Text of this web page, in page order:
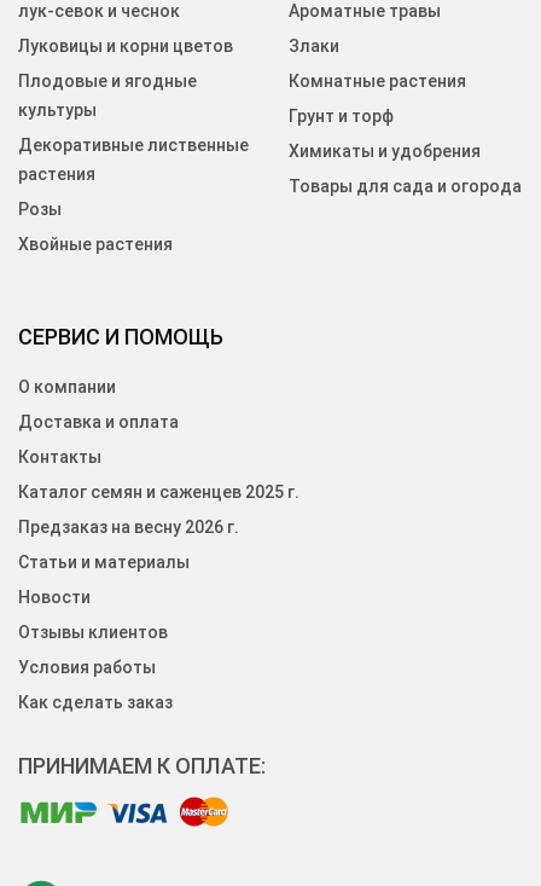
СЕРВИС И ПОМОЩЬ
О компании
Доставка и оплата
Контакты
Каталог семян и саженцев 2025 г.
Предзаказ на весну 2026 г.
Статьи и материалы
Новости
Отзывы клиентов
Условия работы
Как сделать заказ
лук-севок и чеснок
Луковицы и корни цветов
Плодовые и ягодные
культуры
Декоративные лиственные
растения
Розы
Хвойные растения
Ароматные травы
Злаки
Комнатные растения
Грунт и торф
Химикаты и удобрения
Товары для сада и огорода
ПРИНИМАЕМ К ОПЛАТЕ: